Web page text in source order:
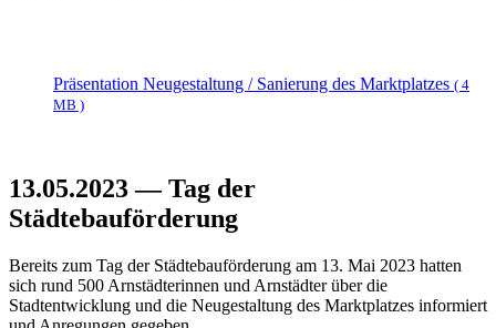
Präsentation Neugestaltung / Sanierung des Marktplatzes ( 4
MB )
13.05.2023 — Tag der
Städtebauförderung
Bereits zum Tag der Städtebauförderung am 13. Mai 2023 hatten
sich rund 500 Arnstädterinnen und Arnstädter über die
Stadtentwicklung und die Neugestaltung des Marktplatzes informiert